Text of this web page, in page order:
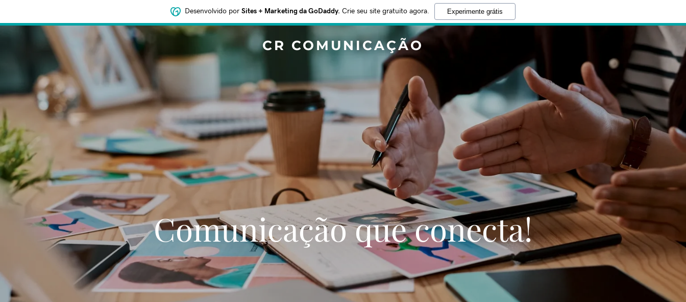
Desenvolvido por Sites + Marketing da GoDaddy. Crie seu site gratuito agora. Experimente grátis
CR COMUNICAÇÃO
Comunicação que conecta!